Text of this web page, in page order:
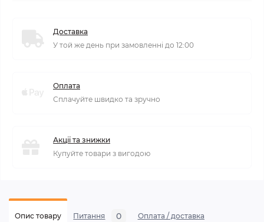
Доставка
У той же день при замовленні до 12:00
Оплата
Сплачуйте швидко та зручно
Акції та знижки
Купуйте товари з вигодою
Опис товару Питання 0 Оплата / доставка